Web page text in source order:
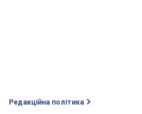
Редакційна політика